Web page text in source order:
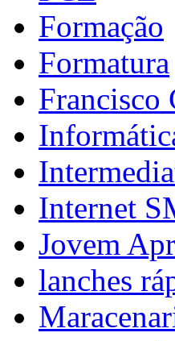
Formação
Formatura
Francisco
Internet
Jovem
lanches